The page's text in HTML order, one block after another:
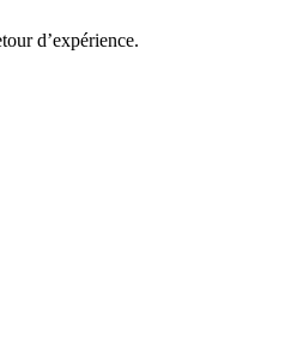
d’expérience.